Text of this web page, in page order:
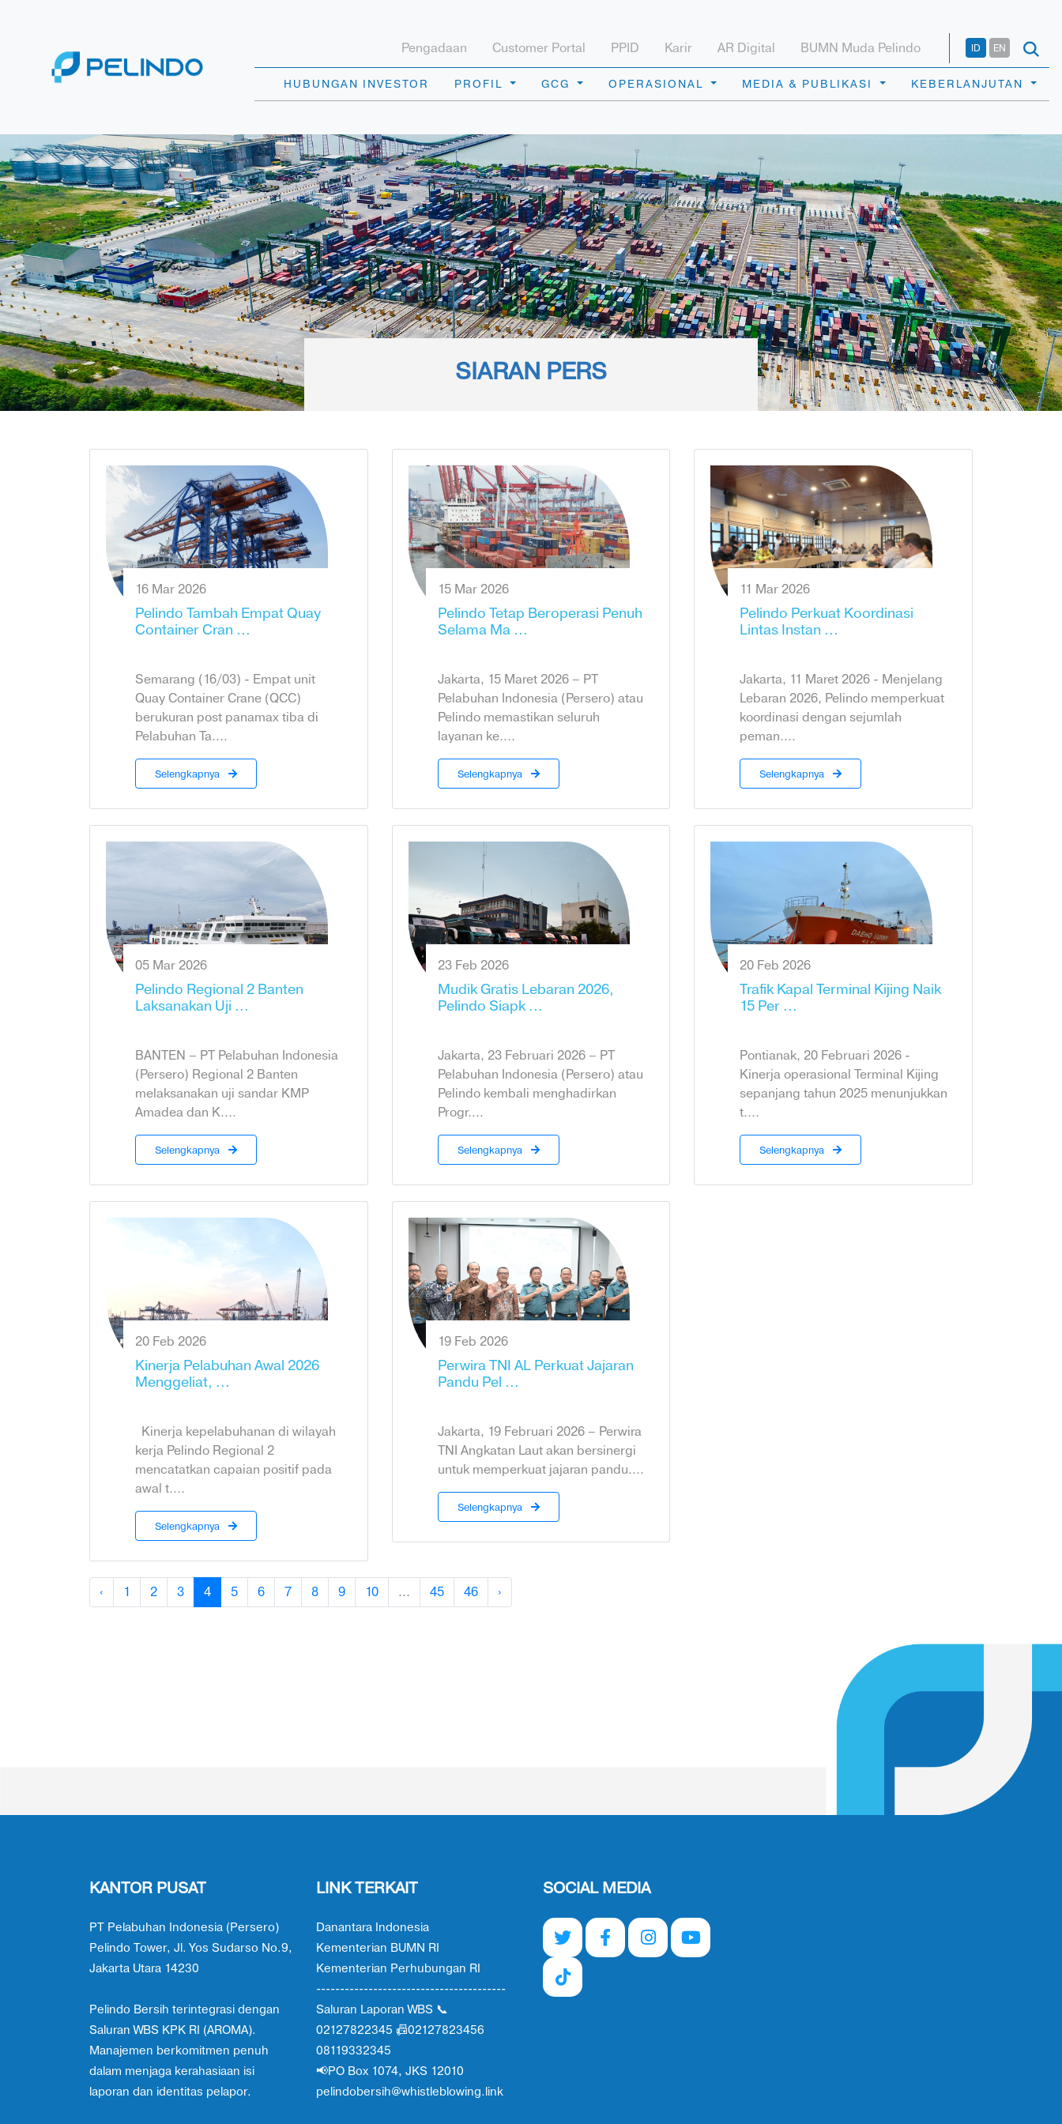
Pengadaan Customer Portal PPID Karir AR Digital BUMN Muda Pelindo ID EN
HUBUNGAN INVESTOR PROFIL GCG OPERASIONAL MEDIA & PUBLIKASI KEBERLANJUTAN
SIARAN PERS
16 Mar 2026
Pelindo Tambah Empat Quay
Container Cran ...
Semarang (16/03) - Empat unit
Quay Container Crane (QCC)
berukuran post panamax tiba di
Pelabuhan Ta....
Selengkapnya
15 Mar 2026
Pelindo Tetap Beroperasi Penuh
Selama Ma ...
Jakarta, 15 Maret 2026 – PT
Pelabuhan Indonesia (Persero) atau
Pelindo memastikan seluruh
layanan ke....
Selengkapnya
11 Mar 2026
Pelindo Perkuat Koordinasi
Lintas Instan ...
Jakarta, 11 Maret 2026 - Menjelang
Lebaran 2026, Pelindo memperkuat
koordinasi dengan sejumlah
peman....
Selengkapnya
05 Mar 2026
Pelindo Regional 2 Banten
Laksanakan Uji ...
BANTEN – PT Pelabuhan Indonesia
(Persero) Regional 2 Banten
melaksanakan uji sandar KMP
Amadea dan K....
Selengkapnya
23 Feb 2026
Mudik Gratis Lebaran 2026,
Pelindo Siapk ...
Jakarta, 23 Februari 2026 – PT
Pelabuhan Indonesia (Persero) atau
Pelindo kembali menghadirkan
Progr....
Selengkapnya
20 Feb 2026
Trafik Kapal Terminal Kijing Naik
15 Per ...
Pontianak, 20 Februari 2026 -
Kinerja operasional Terminal Kijing
sepanjang tahun 2025 menunjukkan
t....
Selengkapnya
20 Feb 2026
Kinerja Pelabuhan Awal 2026
Menggeliat, ...
Kinerja kepelabuhanan di wilayah
kerja Pelindo Regional 2
mencatatkan capaian positif pada
awal t....
Selengkapnya
19 Feb 2026
Perwira TNI AL Perkuat Jajaran
Pandu Pel ...
Jakarta, 19 Februari 2026 – Perwira
TNI Angkatan Laut akan bersinergi
untuk memperkuat jajaran pandu....
Selengkapnya
‹ 1 2 3 4 5 6 7 8 9 10 ... 45 46 ›
KANTOR PUSAT
PT Pelabuhan Indonesia (Persero)
Pelindo Tower, Jl. Yos Sudarso No.9,
Jakarta Utara 14230
Pelindo Bersih terintegrasi dengan
Saluran WBS KPK RI (AROMA).
Manajemen berkomitmen penuh
dalam menjaga kerahasiaan isi
laporan dan identitas pelapor.
LINK TERKAIT
Danantara Indonesia
Kementerian BUMN RI
Kementerian Perhubungan RI
----------------------------------------
Saluran Laporan WBS 📞
02127822345 📠02127823456
08119332345
📢PO Box 1074, JKS 12010
pelindobersih@whistleblowing.link
SOCIAL MEDIA